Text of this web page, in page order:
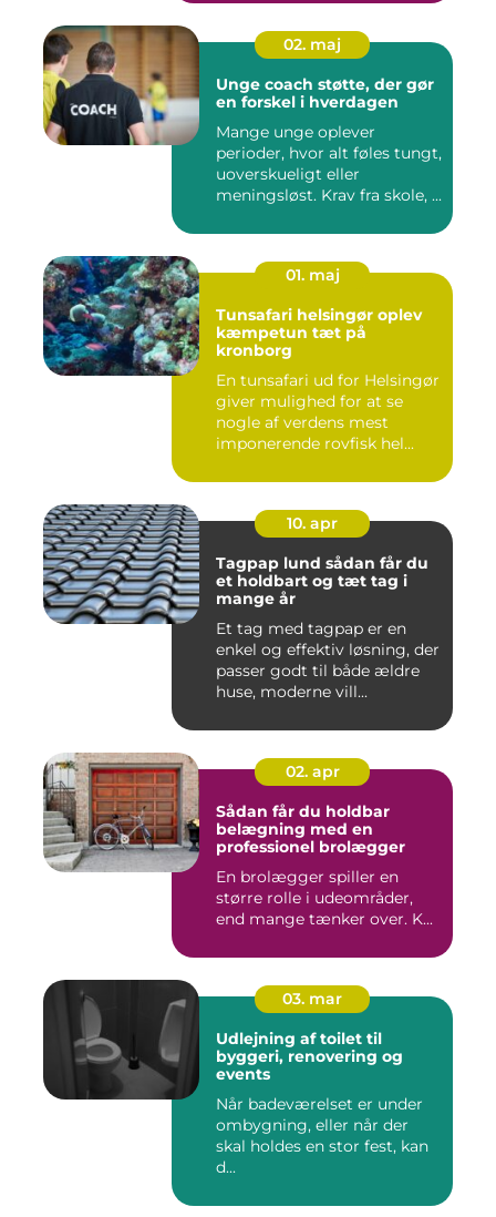
02. maj
Unge coach støtte, der gør
en forskel i hverdagen
Mange unge oplever
perioder, hvor alt føles tungt,
uoverskueligt eller
meningsløst. Krav fra skole, ...
01. maj
Tunsafari helsingør oplev
kæmpetun tæt på
kronborg
En tunsafari ud for Helsingør
giver mulighed for at se
nogle af verdens mest
imponerende rovfisk hel...
10. apr
Tagpap lund sådan får du
et holdbart og tæt tag i
mange år
Et tag med tagpap er en
enkel og effektiv løsning, der
passer godt til både ældre
huse, moderne vill...
02. apr
Sådan får du holdbar
belægning med en
professionel brolægger
En brolægger spiller en
større rolle i udeområder,
end mange tænker over. K...
03. mar
Udlejning af toilet til
byggeri, renovering og
events
Når badeværelset er under
ombygning, eller når der
skal holdes en stor fest, kan
d...